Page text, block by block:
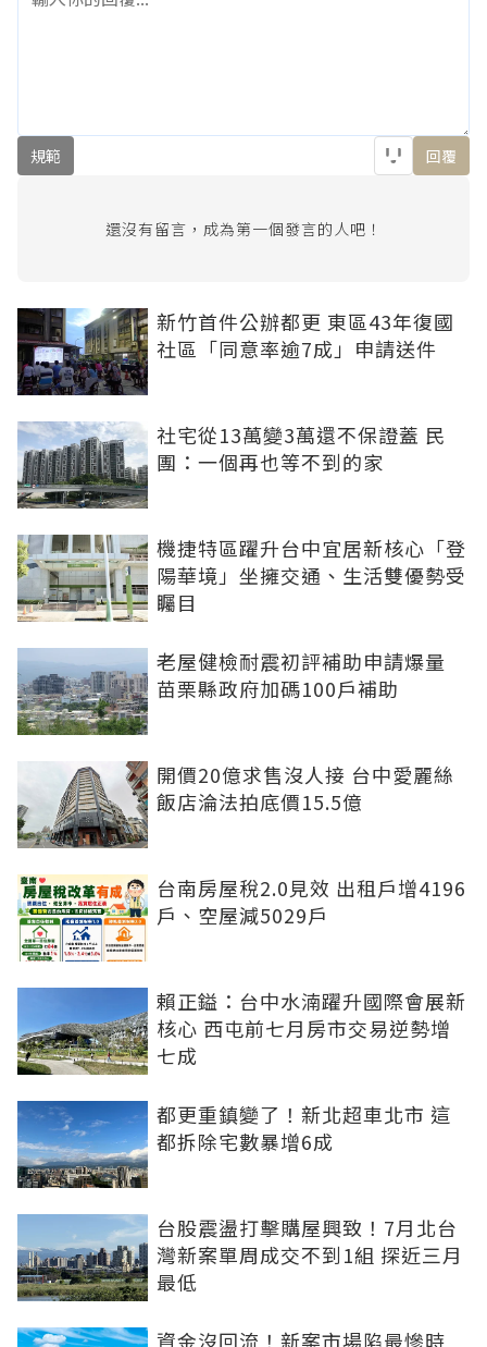
規範 回覆
還沒有留言，成為第一個發言的人吧！
新竹首件公辦都更 東區43年復國
社區「同意率逾7成」申請送件
社宅從13萬變3萬還不保證蓋 民
團：一個再也等不到的家
機捷特區躍升台中宜居新核心「登
陽華境」坐擁交通、生活雙優勢受
矚目
老屋健檢耐震初評補助申請爆量
苗栗縣政府加碼100戶補助
開價20億求售沒人接 台中愛麗絲
飯店淪法拍底價15.5億
台南房屋稅2.0見效 出租戶增4196
戶、空屋減5029戶
賴正鎰：台中水湳躍升國際會展新
核心 西屯前七月房市交易逆勢增
七成
都更重鎮變了！新北超車北市 這
都拆除宅數暴增6成
台股震盪打擊購屋興致！7月北台
灣新案單周成交不到1組 探近三月
最低
資金沒回流！新案市場陷最慘時